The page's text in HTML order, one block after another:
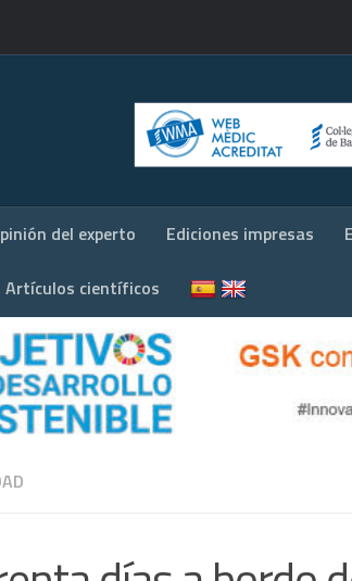
del experto Ediciones impresas
Artículos científicos